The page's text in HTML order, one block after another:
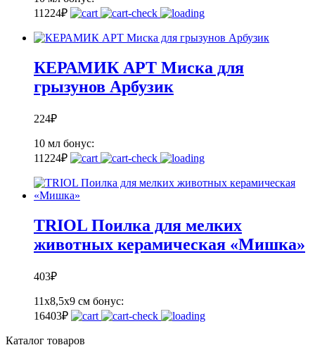
11 224₽
КЕРАМИК АРТ Миска для
грызунов Арбузик
224₽
10 мл бонус:
11 224₽
TRIOL Поилка для мелких
животных керамическая «Мишка»
403₽
11x8,5x9 см бонус:
16403₽
Каталог товаров